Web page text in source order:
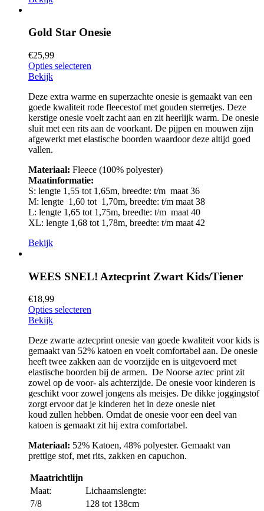
Gold Star Onesie
€25,99
Opties selecteren
Bekijk
Deze extra warme en superzachte onesie is gemaakt van een
goede kwaliteit rode fleecestof met gouden sterretjes. Deze
kerstige onesie voelt zacht aan en zit heerlijk warm. De onesie
sluit met een rits aan de voorkant. De pijpen en mouwen zijn
afgewerkt met elastische boorden waardoor deze altijd goed
vallen.
Materiaal: Fleece (100% polyester)
Maatinformatie:
S: lengte 1,55 tot 1,65m, breedte: t/m maat 36
M: lengte 1,60 tot 1,70m, breedte: t/m maat 38
L: lengte 1,65 tot 1,75m, breedte: t/m maat 40
XL: lengte 1,68 tot 1,78m, breedte: t/m maat 42
Bekijk
WEES SNEL! Aztecprint Zwart Kids/Tiener
€18,99
Opties selecteren
Bekijk
Deze zwarte aztecprint onesie van goede kwaliteit voor kids is
gemaakt van 52% katoen en voelt comfortabel aan. De onesie
heeft twee zakken aan de voorzijde en is uitgevoerd met
elastische boorden bij de armen. De Noorse aztec print zit
zowel op de voor- als achterzijde. De onesie voor kinderen is
geschikt voor zowel jongens als meisjes. De dikke joggingstof
zorgt ervoor dat je kinderen het in deze onesie niet
koud zullen hebben. Omdat de onesie voor een deel van
katoen is gemaakt zit hij extra comfortabel.
Materiaal: 52% Katoen, 48% polyester. Gemaakt van
prettige stof, met rits, zakken en capuchon.
Maatrichtlijn
Maat:
Lichaamslengte:
7/8
128 tot 138cm